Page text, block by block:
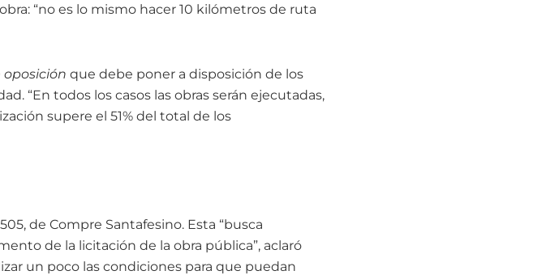
“no es lo mismo hacer 10 kilómetros de ruta
que debe poner a disposición de los
“En todos los casos las obras serán ejecutadas,
supere el 51% del total de los
de Compre Santafesino. Esta “busca
de la licitación de la obra pública”, aclaró
un poco las condiciones para que puedan